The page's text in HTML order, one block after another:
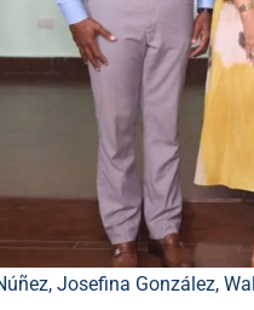
Josefina González,